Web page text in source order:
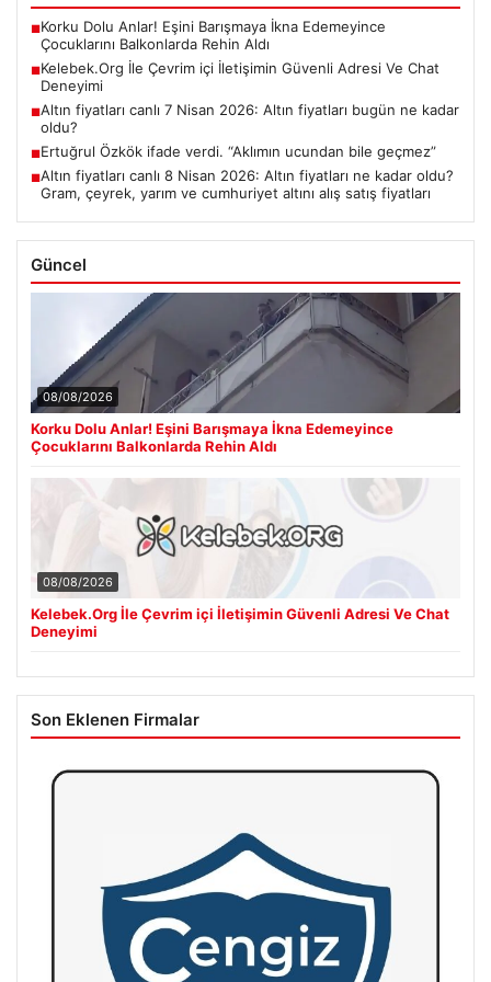
■Korku Dolu Anlar! Eşini Barışmaya İkna Edemeyince
Çocuklarını Balkonlarda Rehin Aldı
■Kelebek.Org İle Çevrim içi İletişimin Güvenli Adresi Ve Chat
Deneyimi
■Altın fiyatları canlı 7 Nisan 2026: Altın fiyatları bugün ne kadar
oldu?
■Ertuğrul Özkök ifade verdi. “Aklımın ucundan bile geçmez”
■Altın fiyatları canlı 8 Nisan 2026: Altın fiyatları ne kadar oldu?
Gram, çeyrek, yarım ve cumhuriyet altını alış satış fiyatları
Güncel
08/08/2026
Korku Dolu Anlar! Eşini Barışmaya İkna Edemeyince
Çocuklarını Balkonlarda Rehin Aldı
08/08/2026
Kelebek.Org İle Çevrim içi İletişimin Güvenli Adresi Ve Chat
Deneyimi
Son Eklenen Firmalar